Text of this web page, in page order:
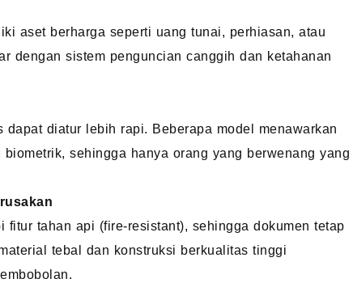
aset berharga seperti uang tunai, perhiasan, atau
dengan sistem penguncian canggih dan ketahanan
dapat diatur lebih rapi. Beberapa model menawarkan
sehingga hanya orang yang berwenang yang
fitur tahan api (fire-resistant), sehingga dokumen tetap
tebal dan konstruksi berkualitas tinggi